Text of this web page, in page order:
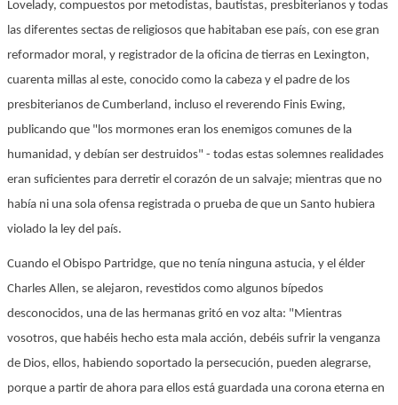
Lovelady, compuestos por metodistas, bautistas, presbiterianos y todas
las diferentes sectas de religiosos que habitaban ese país, con ese gran
reformador moral, y registrador de la oficina de tierras en Lexington,
cuarenta millas al este, conocido como la cabeza y el padre de los
presbiterianos de Cumberland, incluso el reverendo Finis Ewing,
publicando que "los mormones eran los enemigos comunes de la
humanidad, y debían ser destruidos" - todas estas solemnes realidades
eran suficientes para derretir el corazón de un salvaje; mientras que no
había ni una sola ofensa registrada o prueba de que un Santo hubiera
violado la ley del país.
Cuando el Obispo Partridge, que no tenía ninguna astucia, y el élder
Charles Allen, se alejaron, revestidos como algunos bípedos
desconocidos, una de las hermanas gritó en voz alta: "Mientras
vosotros, que habéis hecho esta mala acción, debéis sufrir la venganza
de Dios, ellos, habiendo soportado la persecución, pueden alegrarse,
porque a partir de ahora para ellos está guardada una corona eterna en